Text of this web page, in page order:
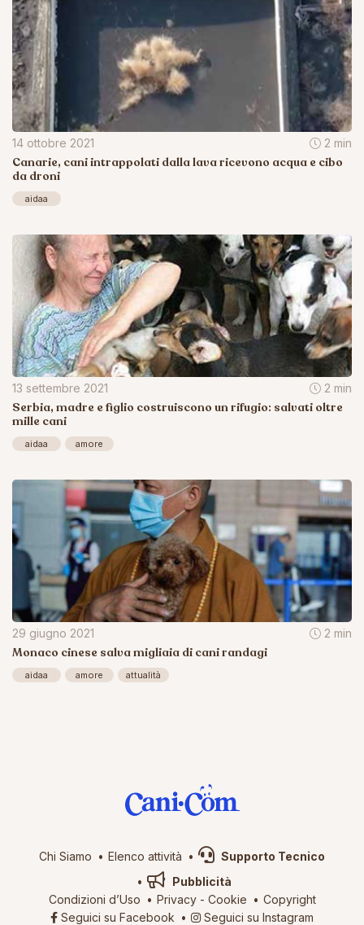
14 ottobre 2021 2 min
Canarie, cani intrappolati dalla lava ricevono acqua e cibo
da droni
aidaa
13 settembre 2021 2 min
Serbia, madre e figlio costruiscono un rifugio: salvati oltre
mille cani
aidaa amore
29 giugno 2021 2 min
Monaco cinese salva migliaia di cani randagi
aidaa amore attualità
Chi Siamo Elenco attività
Supporto Tecnico
Pubblicità
Condizioni d’Uso
Privacy- Cookie
Copyright
Seguici su Facebook
Seguici su Instagram